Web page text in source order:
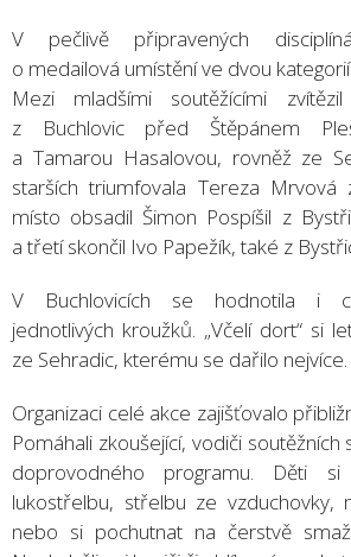
V pečlivě připravených
o medailová umístění ve dvou
Mezi mladšími soutěžícími zvítězil
z Buchlovic před Štěpánem
a Tamarou Hasalovou, rovněž ze
starších triumfovala Tereza Mrvová
místo obsadil Šimon Pospíšil z
a třetí skončil Ivo Papežík, také z
V Buchlovicích se hodnotila i
jednotlivých kroužků. „Včelí dort“ si
ze Sehradic, kterému se dařilo nejvíce.
Organizaci celé akce zajišťovalo
Pomáhali zkoušející, vodiči soutěžních
doprovodného programu. Děti
lukostřelbu, střelbu ze vzduchovky,
nebo si pochutnat na čerstvě